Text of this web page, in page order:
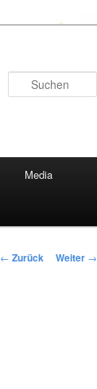
Media
Beitragsnavigation
← Zurück Weiter →